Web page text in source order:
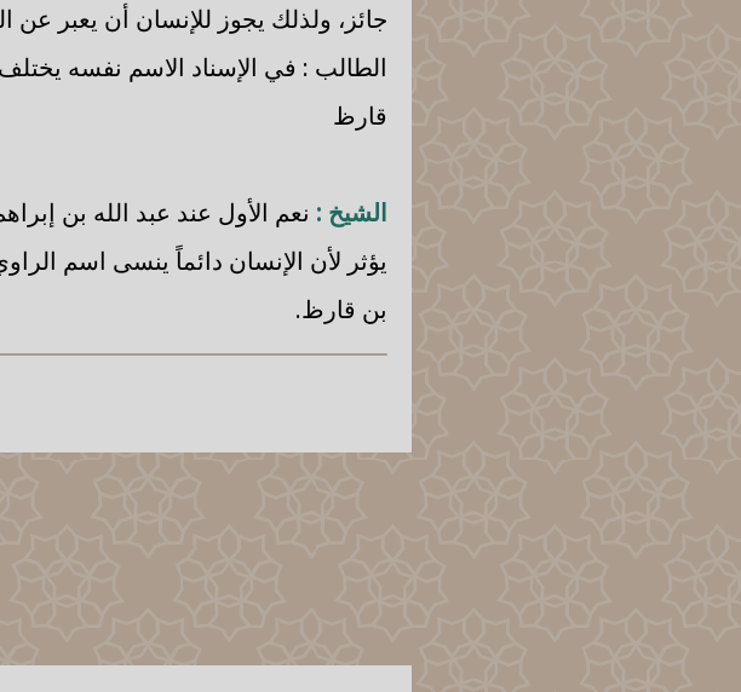
جائز، ولذلك يجوز للإنسان أن يعبر عن
الطالب : في الإسناد الاسم نفسه يختلف
قارظ
الشيخ : نعم الأول عند عبد الله بن
يؤثر لأن الإنسان دائماً ينسى اسم
بن قارظ.